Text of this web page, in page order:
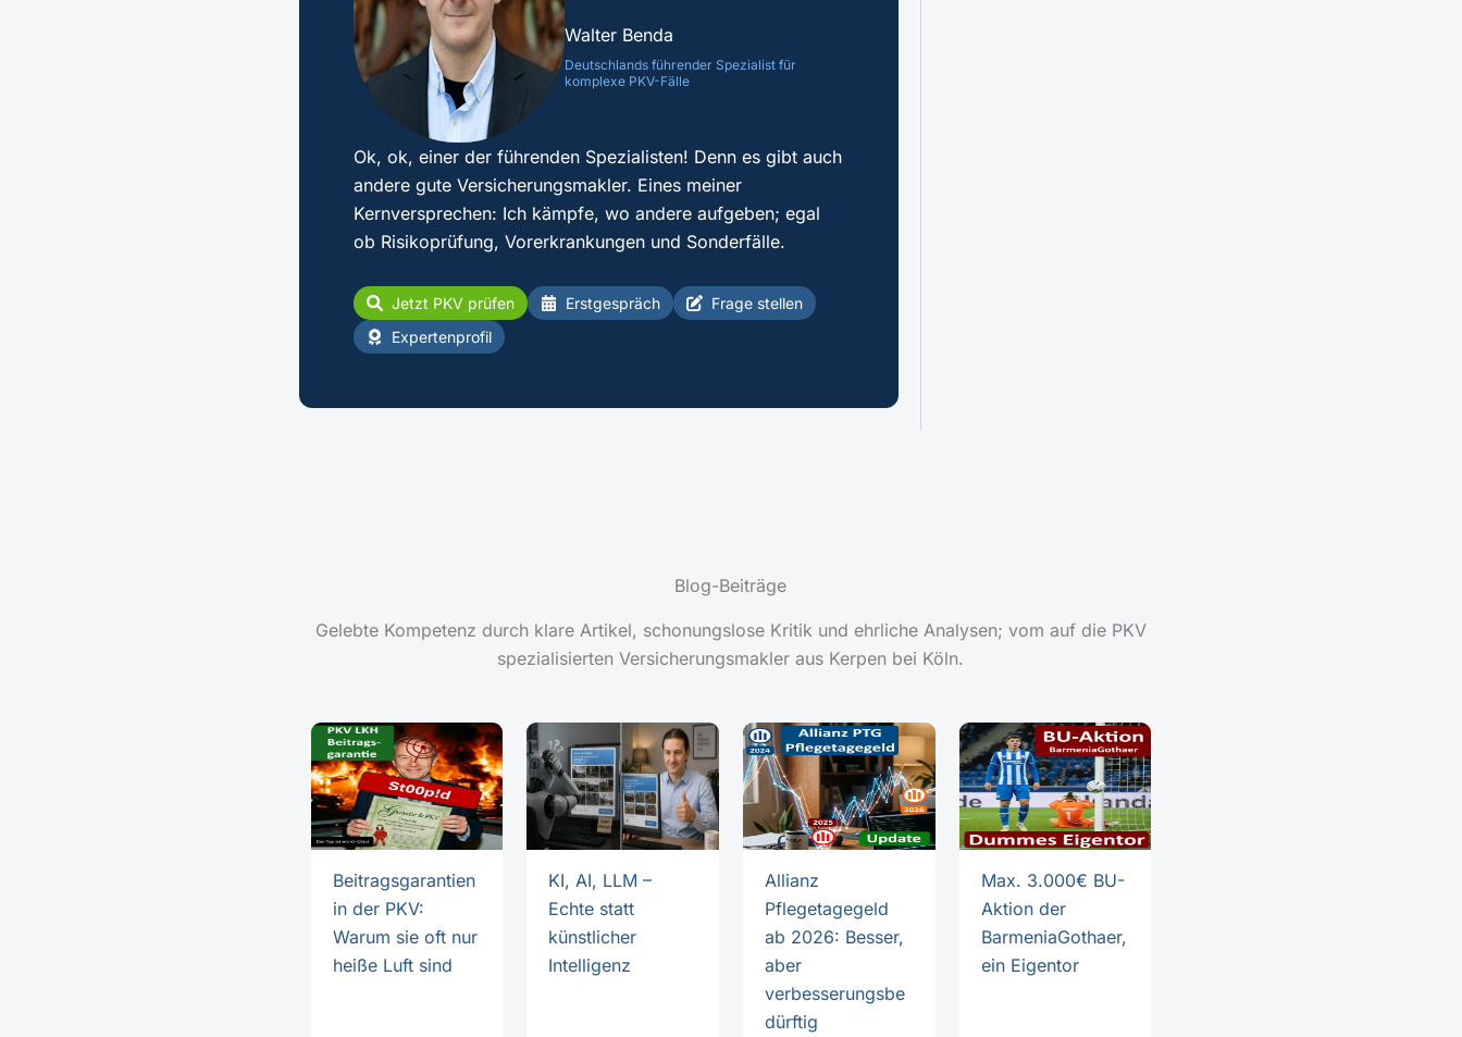
Walter Benda
Deutschlands führender Spezialist für
komplexe PKV-Fälle
Ok, ok, einer der führenden Spezialisten! Denn es gibt auch
andere gute Versicherungsmakler. Eines meiner
Kernversprechen: Ich kämpfe, wo andere aufgeben; egal
ob Risikoprüfung, Vorerkrankungen und Sonderfälle.
Jetzt PKV prüfen Erstgespräch
Frage stellen
Expertenprofil
Blog-Beiträge
Gelebte Kompetenz durch klare Artikel, schonungslose Kritik und ehrliche Analysen; vom auf die PKV
spezialisierten Versicherungsmakler aus Kerpen bei Köln.
Beitragsgarantien
in der PKV:
Warum sie oft nur
heiße Luft sind
KI, AI, LLM –
Echte statt
künstlicher
Intelligenz
Allianz
Pflegetagegeld
ab 2026: Besser,
aber
verbesserungsbe
dürftig
Max. 3.000€ BU-
Aktion der
BarmeniaGothaer,
ein Eigentor